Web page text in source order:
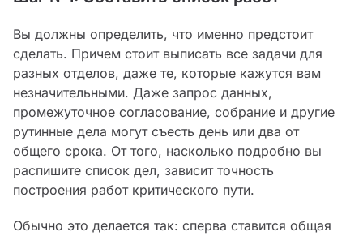
Вы должны определить, что именно предстоит
сделать. Причем стоит выписать все задачи для
разных отделов, даже те, которые кажутся вам
незначительными. Даже запрос данных,
промежуточное согласование, собрание и другие
рутинные дела могут съесть день или два от
общего срока. От того, насколько подробно вы
распишите список дел, зависит точность
построения работ критического пути.
Обычно это делается так: сперва ставится общая